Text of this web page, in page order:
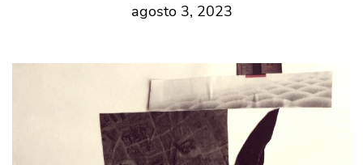
agosto 3, 2023